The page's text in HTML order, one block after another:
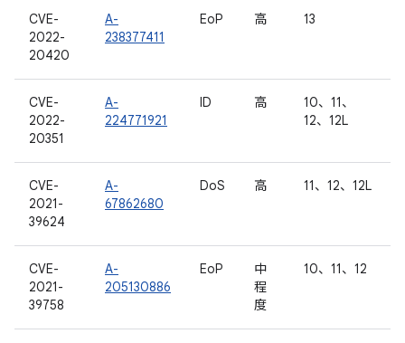
CVE-
2022-
20420
A-
238377411
EoP 高 13
CVE-
2022-
20351
A-
224771921
ID 高
10、11、
12、12L
CVE-
2021-
39624
A-
67862680
DoS 高 11、12、12L
CVE-
2021-
39758
A-
205130886
EoP
中
程
度
10、11、12